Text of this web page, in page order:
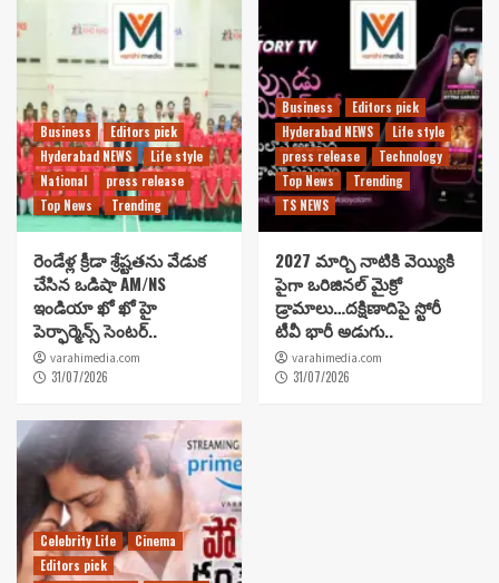
Business
Editors pick
Hyderabad NEWS
Life style
National
press release
Top News
Trending
రెండేళ్ల క్రీడా శ్రేష్టతను వేడుక
చేసిన ఒడిషా AM/NS
ఇండియా ఖో ఖో హై
పెర్ఫార్మెన్స్ సెంటర్..
varahimedia.com
31/07/2026
Business
Editors pick
Hyderabad NEWS
Life style
press release
Technology
Top News
Trending
TS NEWS
2027 మార్చి నాటికి వెయ్యికి
పైగా ఒరిజినల్ మైక్రో
డ్రామాలు…దక్షిణాదిపై స్టోరీ
టీవీ భారీ అడుగు..
varahimedia.com
31/07/2026
Celebrity Life
Cinema
Editors pick